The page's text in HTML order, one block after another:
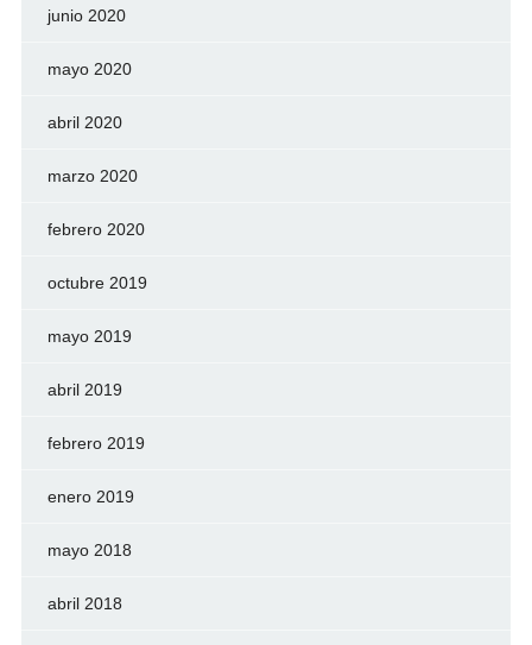
junio 2020
mayo 2020
abril 2020
marzo 2020
febrero 2020
octubre 2019
mayo 2019
abril 2019
febrero 2019
enero 2019
mayo 2018
abril 2018